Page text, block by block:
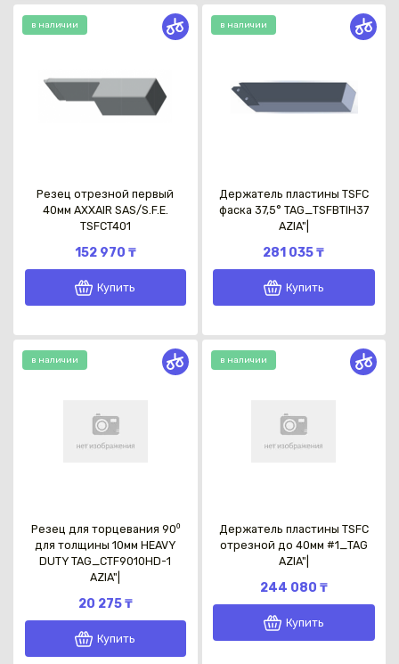
в наличии
Резец отрезной первый
40мм AXXAIR SAS/S.F.E.
TSFCT401
152 970 ₸
Купить
в наличии
Держатель пластины TSFC
фаска 37,5° TAG_TSFBTIH37
AZIA"|
281 035 ₸
Купить
в наличии
Резец для торцевания 90⁰
для толщины 10мм HEAVY
DUTY TAG_CTF9010HD-1
AZIA"|
20 275 ₸
Купить
в наличии
Держатель пластины TSFC
отрезной до 40мм #1_TAG
AZIA"|
244 080 ₸
Купить